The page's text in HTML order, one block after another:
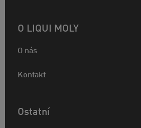
O LIQUI MOLY
O nás
Kontakt
Ostatní